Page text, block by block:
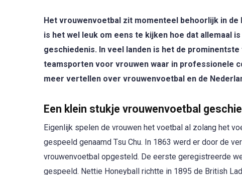
Het vrouwenvoetbal zit momenteel behoorlijk in
is het wel leuk om eens te kijken hoe dat allemaal
geschiedenis. In veel landen is het de
teamsporten voor vrouwen waar in professionele
meer vertellen over vrouwenvoetbal en de
Een klein stukje vrouwenvoetbal
Eigenlijk spelen de vrouwen het voetbal al zolang het
gespeeld genaamd Tsu Chu. In 1863 werd er door de
vrouwenvoetbal opgesteld. De eerste geregistreerde
gespeeld. Nettie Honeyball richtte in 1895 de British